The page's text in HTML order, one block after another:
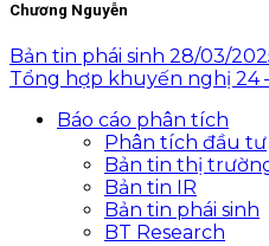
Chương Nguyễn
Bản tin phái sinh 28/03/
Tổng hợp khuyến nghị 24
Báo cáo phân tích
Phân tích đầu tư
Bản tin thị
Bản tin IR
Bản tin phái sinh
BT Research